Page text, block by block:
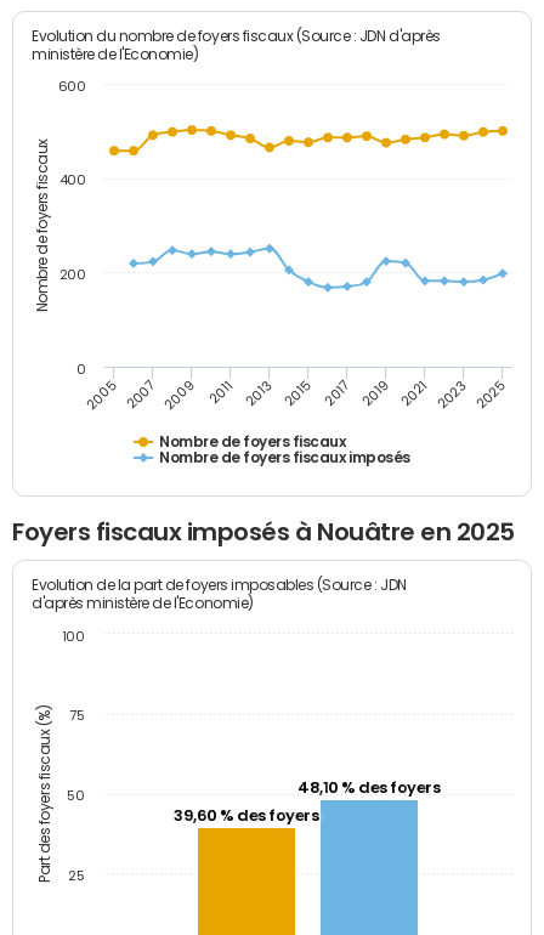
Nombre de foyers fiscaux
Evolution du nombre de foyers fiscaux (Source : JDN d'après
ministère de l'Economie)
Nombre de foyers fiscaux
Nombre de foyers fiscaux imposés
2005 2007 2009 2011 2013 2015 2017 2019 2021 2023 2025
0
200
400
600
Foyers fiscaux imposés à Nouâtre en 2025
Part des foyers fiscaux (%)
Evolution de la part de foyers imposables (Source : JDN
d'après ministère de l'Economie)
39,60 % des foyers
48,10 % des foyers
25
50
75
100